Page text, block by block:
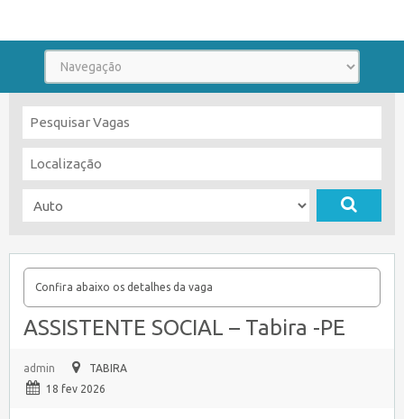
Confira abaixo os detalhes da vaga
ASSISTENTE SOCIAL – Tabira -PE
admin
TABIRA
18 fev 2026